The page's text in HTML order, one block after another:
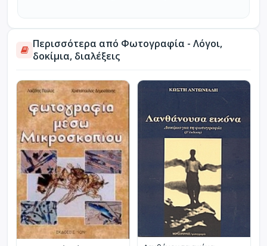
Περισσότερα από Φωτογραφία - Λόγοι,
δοκίμια, διαλέξεις